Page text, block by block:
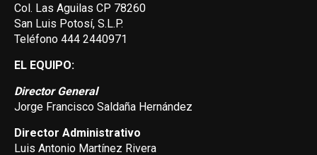
Col. Las Aguilas CP 78260
San Luis Potosí, S.L.P.
Teléfono 444 2440971
EL EQUIPO:
Director General
Jorge Francisco Saldaña Hernández
Director Administrativo
Luis Antonio Martínez Rivera